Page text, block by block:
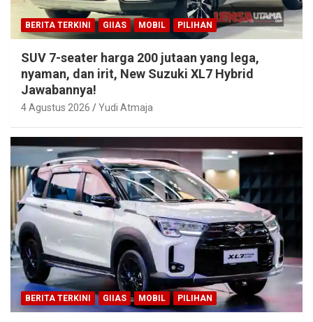
BERITA TERKINI GIIAS MOBIL PILIHAN
SUV 7-seater harga 200 jutaan yang lega,
nyaman, dan irit, New Suzuki XL7 Hybrid
Jawabannya!
4 Agustus 2026 Yudi Atmaja
BERITA TERKINI GIIAS MOBIL PILIHAN